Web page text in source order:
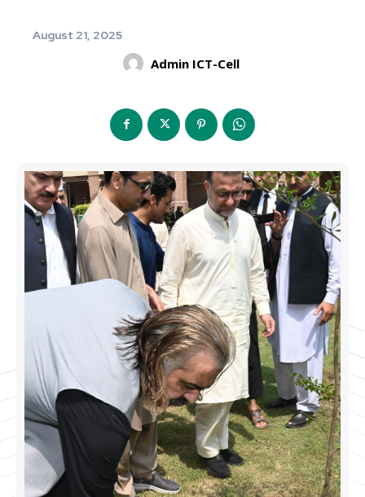
August 21, 2025
Admin ICT-Cell